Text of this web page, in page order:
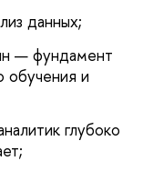
данных;
— фундамент
обучения и
глубоко